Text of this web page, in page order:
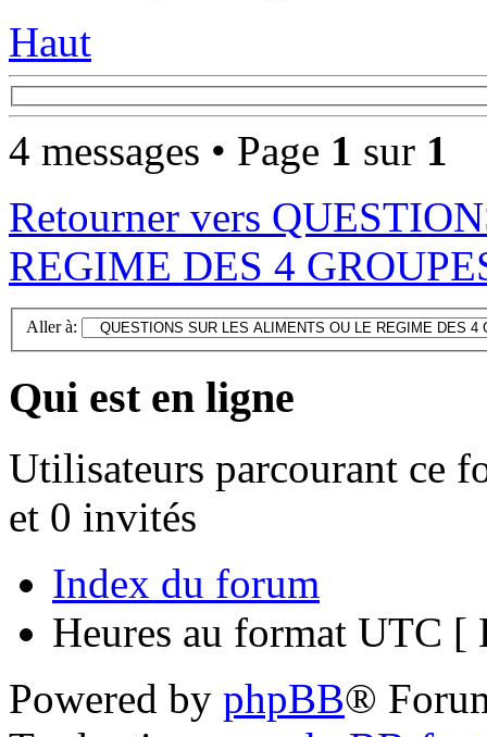
Haut
4 messages • Page 1 sur 1
Retourner vers
REGIME DES 4
Aller à:
Qui est en ligne
Utilisateurs parcourant ce
et 0 invités
Index du forum
Heures au format UTC [
Powered by phpBB®